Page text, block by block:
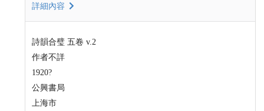
詳細內容
詩韻合璧 五卷 v.2
作者不詳
1920?
公興書局
上海市